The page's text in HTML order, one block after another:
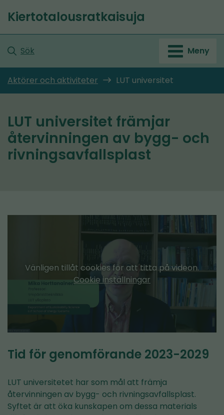
till
Startsida
Kiertotalousratkaisuja
Sök Meny
Aktörer och aktiviteter LUT universitet
LUT universitet främjar
återvinningen av bygg- och
rivningsavfallsplast
Vänligen tillåt cookies för att titta på videon.
Cookie inställningar
Tid för genomförande 2023-2029
LUT universitetet har som mål att främja
återvinningen av bygg- och rivningsavfallsplast.
Syftet är att öka kunskapen om dessa materials